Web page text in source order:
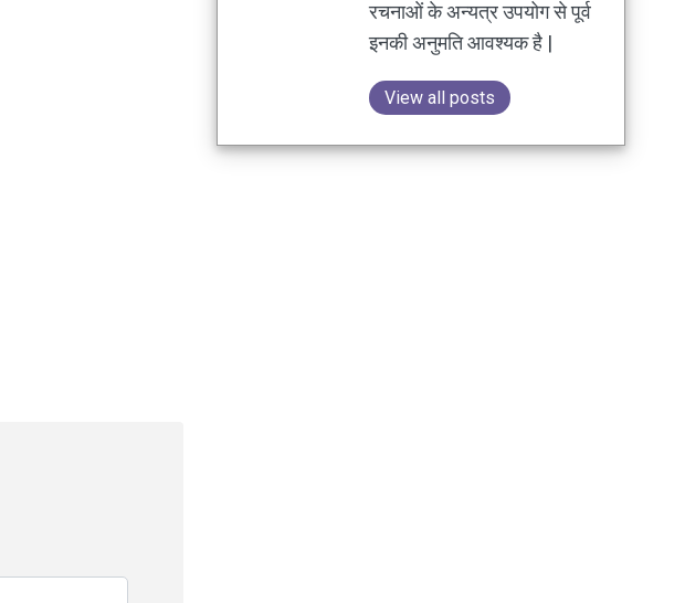
रचनाओं के अन्यत्र उपयोग से पूर्व
इनकी अनुमति आवश्यक है |
View all posts